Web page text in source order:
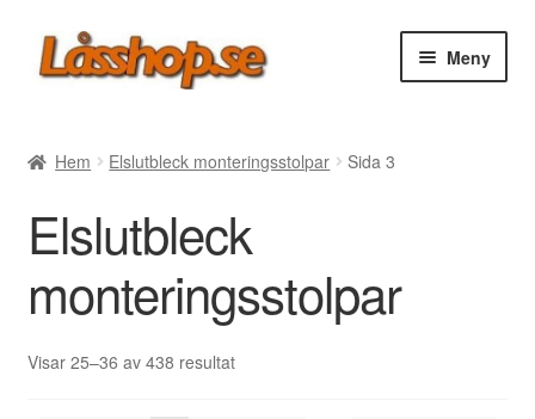
Hoppa
till
Hoppa
till
Meny
Hem Elslutbleck monteringsstolpar Sida 3
Elslutbleck
monteringsstolpar
Visar 25–36 av 438 resultatSortera